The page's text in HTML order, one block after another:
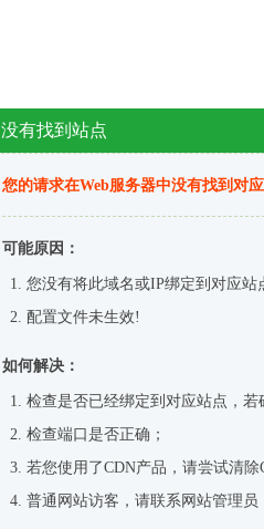
没有找到站点
您的请求在Web服务器中没有找到对
可能原因：
您没有将此域名或IP绑定到对应站
配置文件未生效!
如何解决：
检查是否已经绑定到对应站点，
检查端口是否正确；
若您使用了CDN产品，请尝试清除
普通网站访客，请联系网站管理员